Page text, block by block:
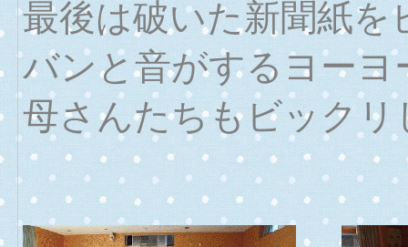
最後は破いた新聞紙
バンと音がするヨー
母さんたちもビックリ